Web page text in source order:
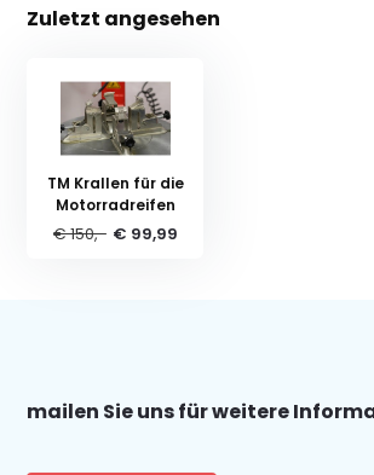
Zuletzt angesehen
TM Krallen für die
Motorradreifen
€ 150,- € 99,99
mailen Sie uns für weitere